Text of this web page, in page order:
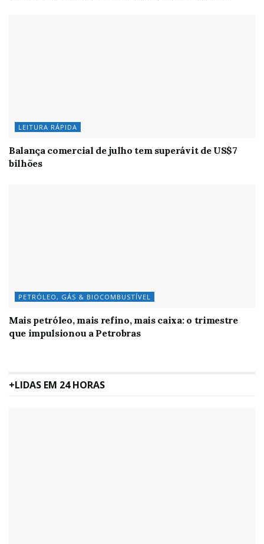
LEITURA RÁPIDA
Balança comercial de julho tem superávit de US$7
bilhões
PETRÓLEO, GÁS & BIOCOMBUSTÍVEL
Mais petróleo, mais refino, mais caixa: o trimestre
que impulsionou a Petrobras
+LIDAS EM 24 HORAS